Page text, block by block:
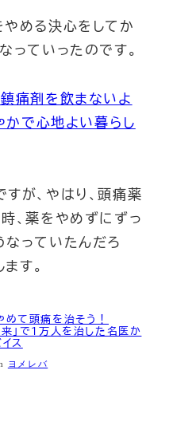
める決心をしてか
っていったのです。
痛剤を飲まないよ
で心地よい暮らし
が、やはり、頭痛薬
、薬をやめずにずっ
なっていたんだろ
ます。
めて頭痛を治そう！
」で１万人を治した名医か
ス
ヨメレバ